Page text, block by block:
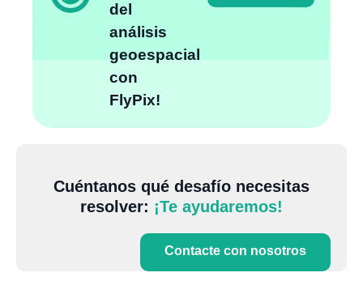
del
análisis
geoespacial
con
FlyPix!
Cuéntanos qué desafío necesitas
resolver: ¡Te ayudaremos!
Contacte con nosotros